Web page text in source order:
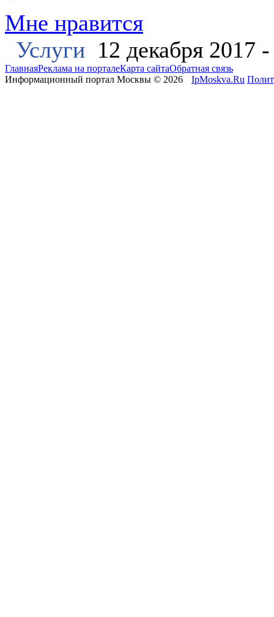
Мне нравится
Услуги 12 декабря 2017
ГлавнаяРеклама на порталеКарта сайтаОбратная связь
Информационный портал Москвы © 2026
IpMoskva.Ru